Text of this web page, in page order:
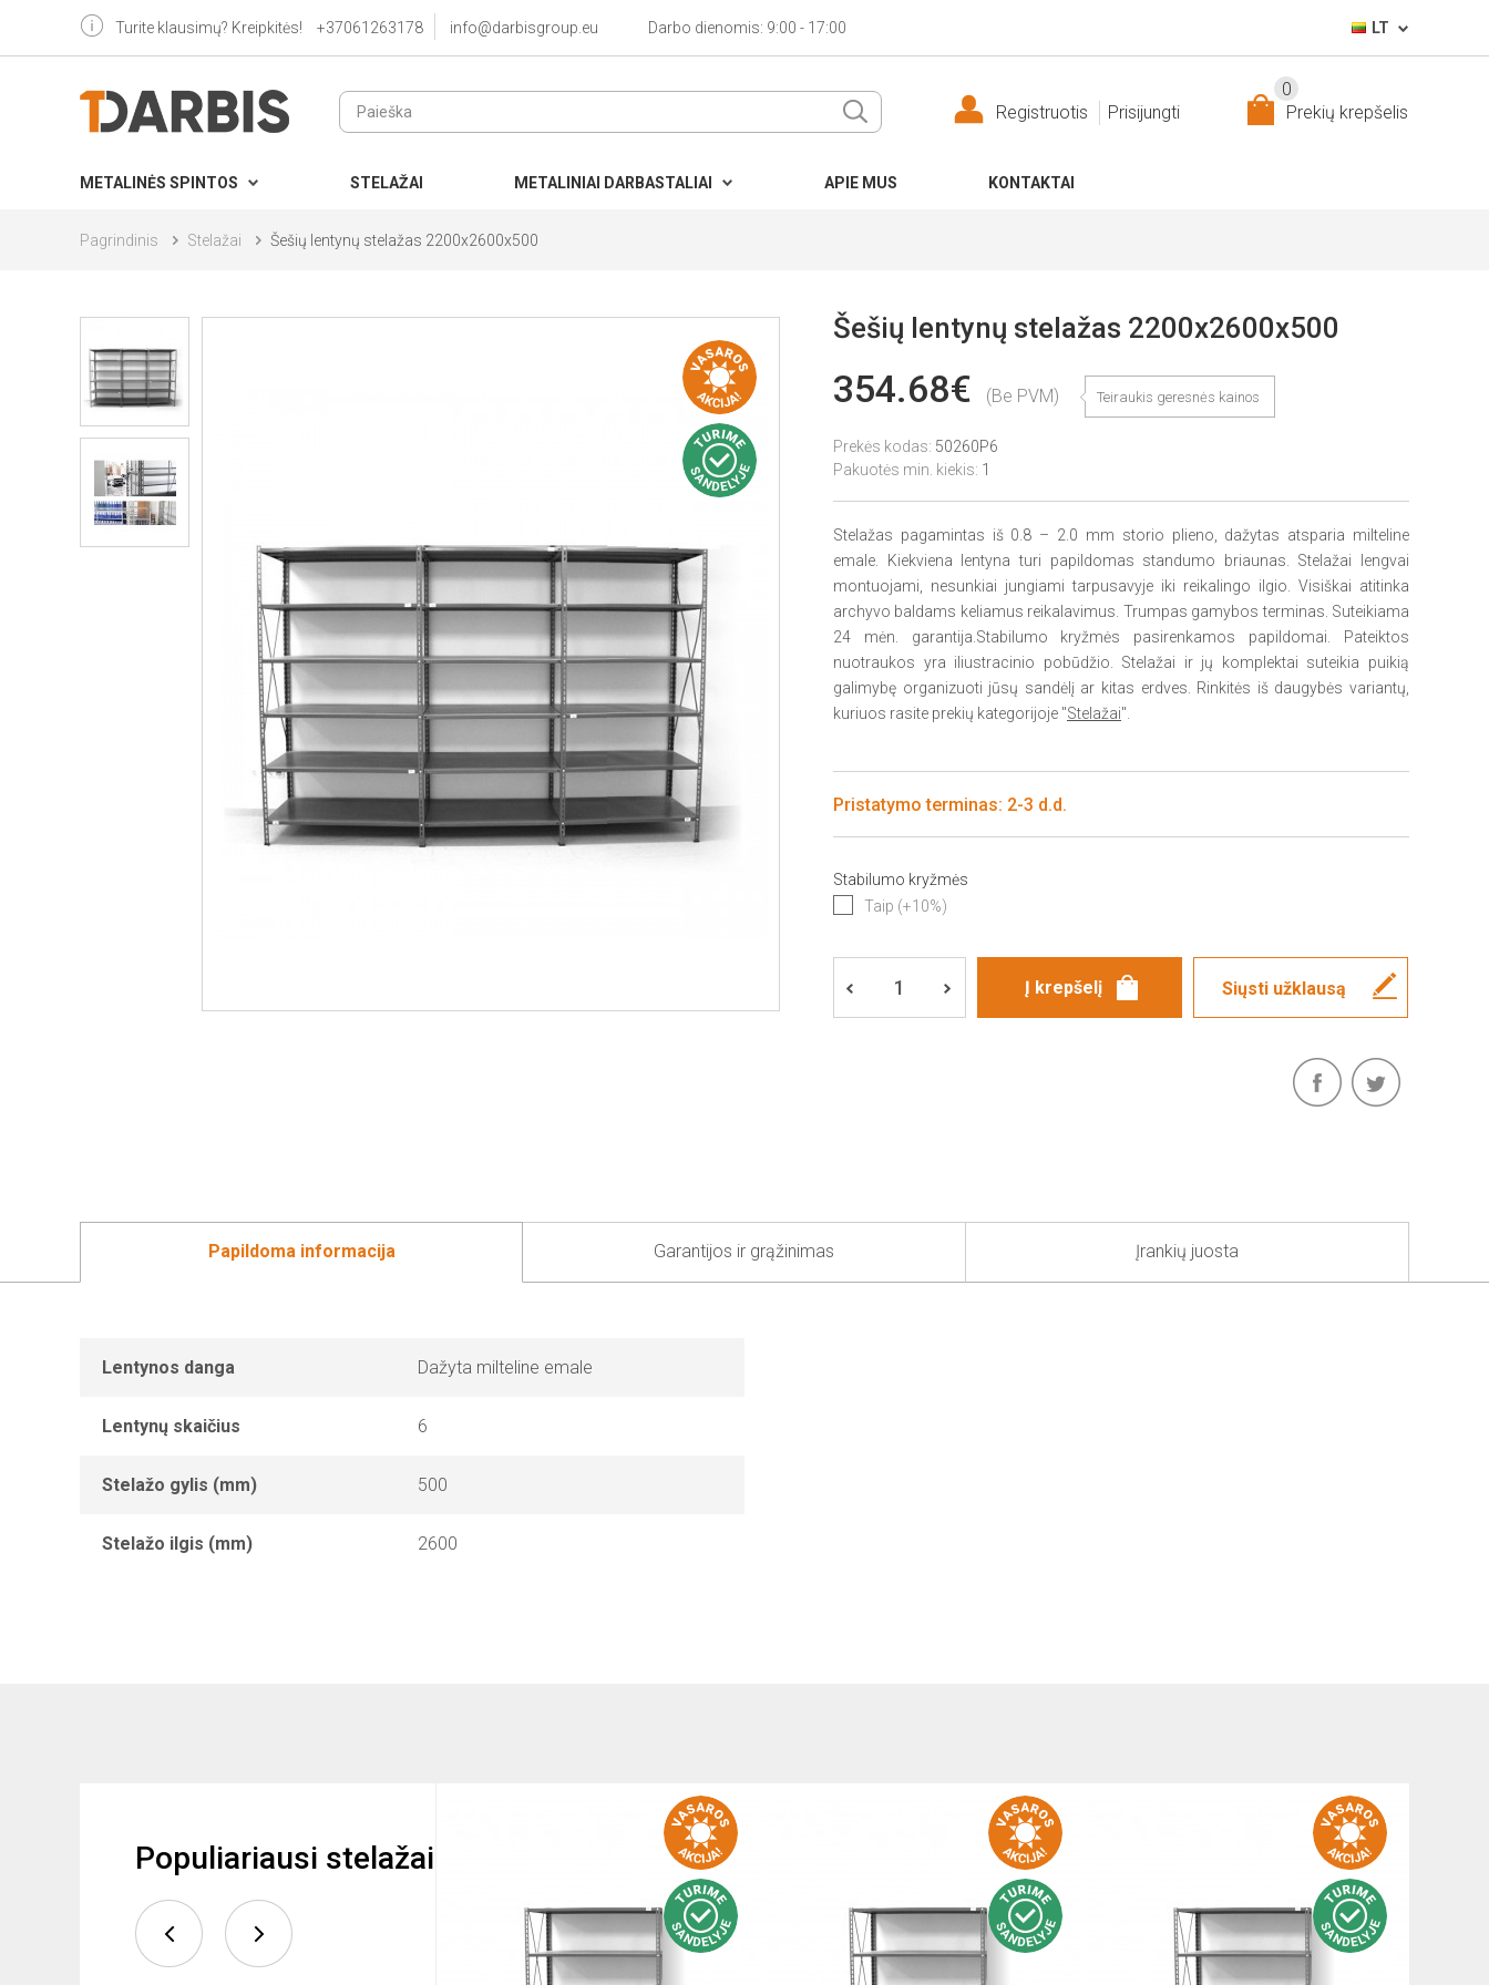
Turite klausimų? Kreipkitės! +37061263178 info@darbisgroup.eu Darbo dienomis: 9:00 - 17:00 LT
Prekių krepšelis
0
Registruotis
Prisijungti
METALINĖS SPINTOS STELAŽAI METALINIAI DARBASTALIAI APIE MUS KONTAKTAI
Pagrindinis Stelažai Šešių lentynų stelažas 2200x2600x500
Šešių lentynų stelažas 2200x2600x500
354.68€ (Be PVM) Teiraukis geresnės kainos
Prekės kodas: 50260P6
Pakuotės min. kiekis: 1
Stelažas pagamintas iš 0.8 – 2.0 mm storio plieno, dažytas atsparia milteline
emale. Kiekviena lentyna turi papildomas standumo briaunas. Stelažai lengvai
montuojami, nesunkiai jungiami tarpusavyje iki reikalingo ilgio. Visiškai atitinka
archyvo baldams keliamus reikalavimus. Trumpas gamybos terminas. Suteikiama
24 mėn. garantija.Stabilumo kryžmės pasirenkamos papildomai. Pateiktos
nuotraukos yra iliustracinio pobūdžio. Stelažai ir jų komplektai suteikia puikią
galimybę organizuoti jūsų sandėlį ar kitas erdves. Rinkitės iš daugybės variantų,
kuriuos rasite prekių kategorijoje "Stelažai".
Pristatymo terminas: 2-3 d.d.
Stabilumo kryžmės
Taip (+10%)
Siųsti užklausą
Papildoma informacija Garantijos ir grąžinimas Įrankių juosta
Lentynos danga Dažyta milteline emale
Lentynų skaičius 6
Stelažo gylis (mm) 500
Stelažo ilgis (mm) 2600
Populiariausi stelažai